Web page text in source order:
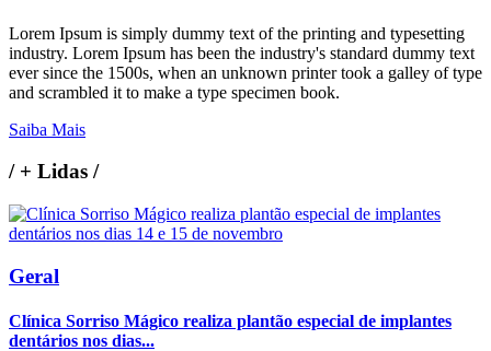
Lorem Ipsum is simply dummy text of the printing and typesetting
industry. Lorem Ipsum has been the industry's standard dummy text
ever since the 1500s, when an unknown printer took a galley of type
and scrambled it to make a type specimen book.
Saiba Mais
/+ Lidas /
Geral
Clínica Sorriso Mágico realiza plantão especial de implantes
dentários nos dias...